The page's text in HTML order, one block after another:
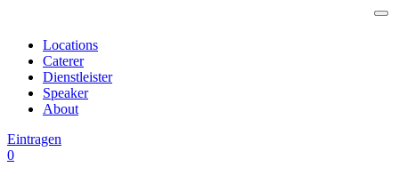
Locations
Caterer
Dienstleister
Speaker
About
Eintragen
0